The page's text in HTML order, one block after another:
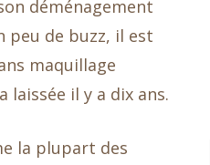
déménagement
peu de buzz, il est
maquillage
laissée il y a dix ans.
la plupart des